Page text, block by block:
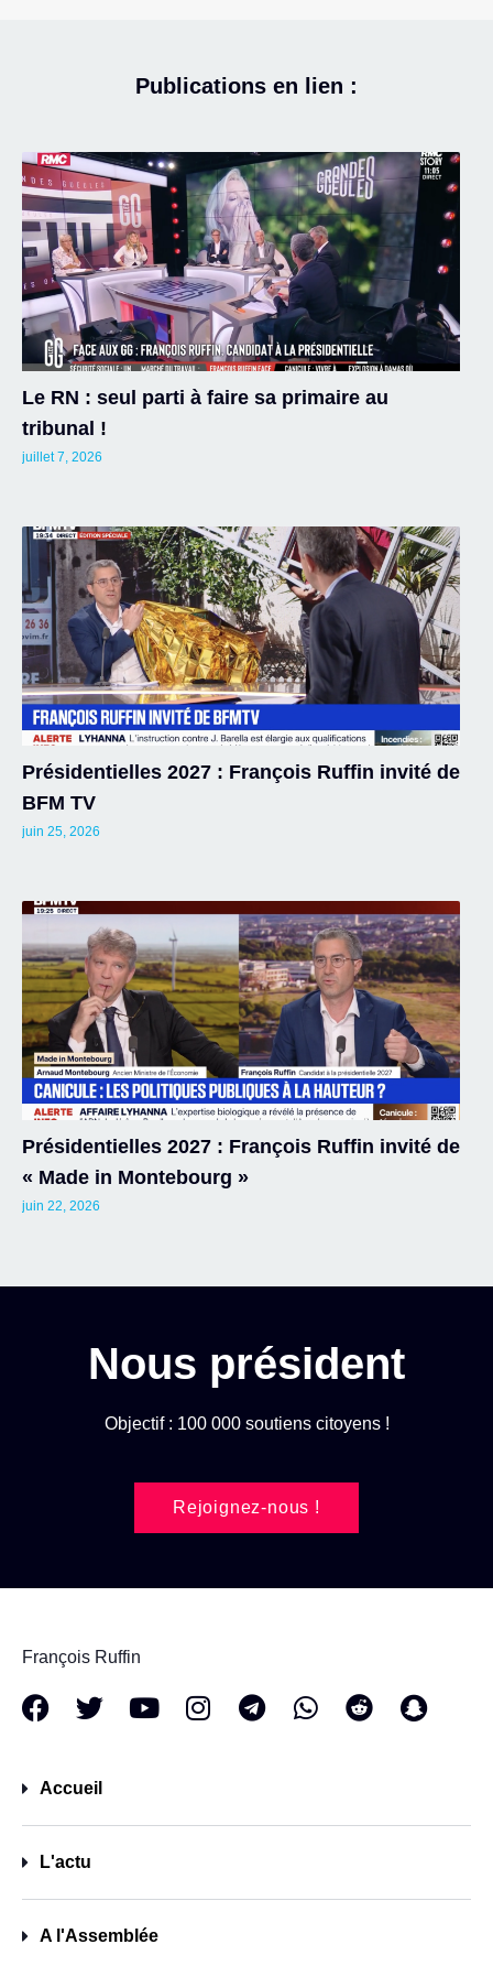
Publications en lien :
Le RN : seul parti à faire sa primaire au
tribunal !
juillet 7, 2026
Présidentielles 2027 : François Ruffin invité de
BFM TV
juin 25, 2026
Présidentielles 2027 : François Ruffin invité de
« Made in Montebourg »
juin 22, 2026
Nous président
Objectif : 100 000 soutiens citoyens !
Rejoignez-nous !
François Ruffin
Accueil
L'actu
A l'Assemblée